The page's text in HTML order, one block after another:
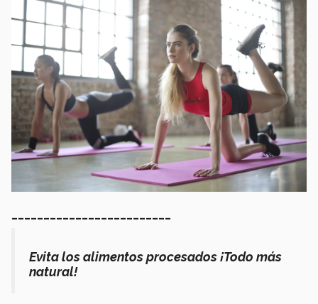
Evita los alimentos procesados ¡Todo más
natural!